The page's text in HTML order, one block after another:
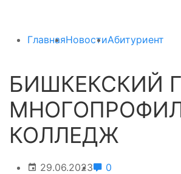
ГлавнаяНовостиАбитуриент
БИШКЕКСКИЙ
КОЛЛЕДЖ
29.06.2023 0